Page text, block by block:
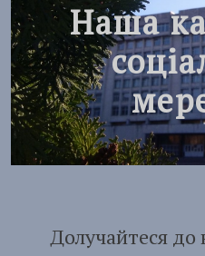
Наша
Долучайтеся